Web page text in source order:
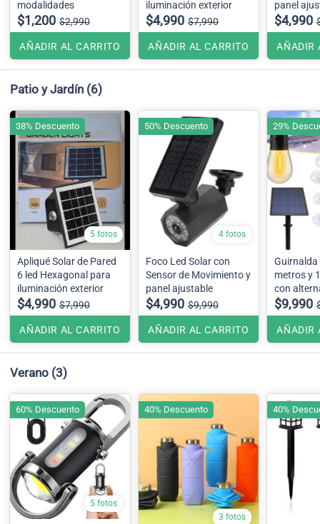
modalidades
$1,200 $2,990
AÑADIR AL CARRITO
iluminación exterior
$4,990 $7,990
AÑADIR AL CARRITO
panel
$4,990
AÑADIR
Patio y Jardín (6)
5 fotos
Apliqué Solar de Pared
6 led Hexagonal para
iluminación exterior
$4,990 $7,990
AÑADIR AL CARRITO
38% Descuento
4 fotos
Foco Led Solar con
Sensor de Movimiento y
panel ajustable
$4,990 $9,990
AÑADIR AL CARRITO
50% Descuento
Guirnalda
metros y
con
carga USB
$9,990
AÑADIR
29%
Verano (3)
5 fotos
60% Descuento
3 fotos
40% Descuento 40%